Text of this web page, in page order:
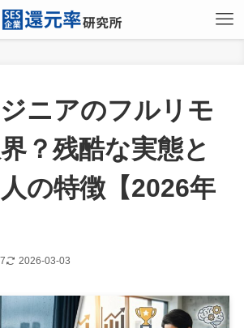
ニアのフルリモ
？残酷な実態と
の特徴【2026年
2026-03-03